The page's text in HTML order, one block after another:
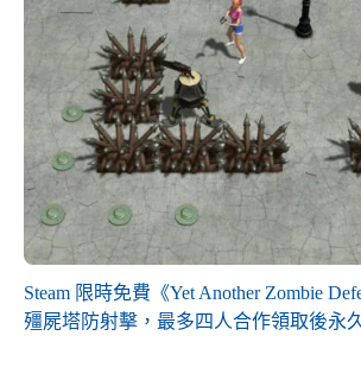
Steam 限時免費《Yet Another Zombie
殭屍塔防射擊，最多四人合作領取後永